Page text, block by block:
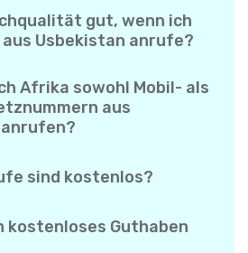
pro Minute – Sie zahlen
Keine
keine verpflichtenden
gut, wenn ich
Usbekistan anrufe?
es sich anfühlt, als würden
aus Ihrer Nachbarschaft
wenn er am anderen Ende
Afrika sowohl Mobil- als
aus
also jeden nach Afrika
sind kostenlos?
beide Nutzer die App
mit dem Internet verbunden
kostenloses Guthaben